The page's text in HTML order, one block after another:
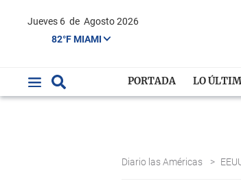
Jueves 6 de Agosto 2026
82°F MIAMI
PORTADA LO
Diario las Américas >